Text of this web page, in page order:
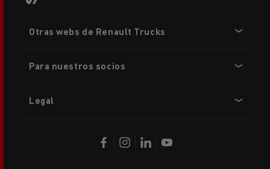
menu
Otras webs de Renault Trucks
Para nuestros socios
Legal